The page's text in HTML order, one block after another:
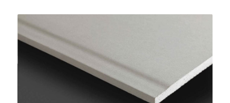
PregyPlac Plus BA13
SINIAT